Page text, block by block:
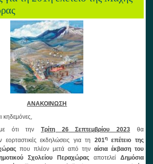
ΑΝΑΚΟΙΝΩΣΗ
κηδεμόνες,
ότι την Τρίτη 26 Σεπτεμβρίου 2023θα
εορταστικές εκδηλώσεις για τη 201ηεπέτειο της
που πλέον μετά από την αίσια έκβαση του
Σχολείου Περαχώραςαποτελεί Δημόσια